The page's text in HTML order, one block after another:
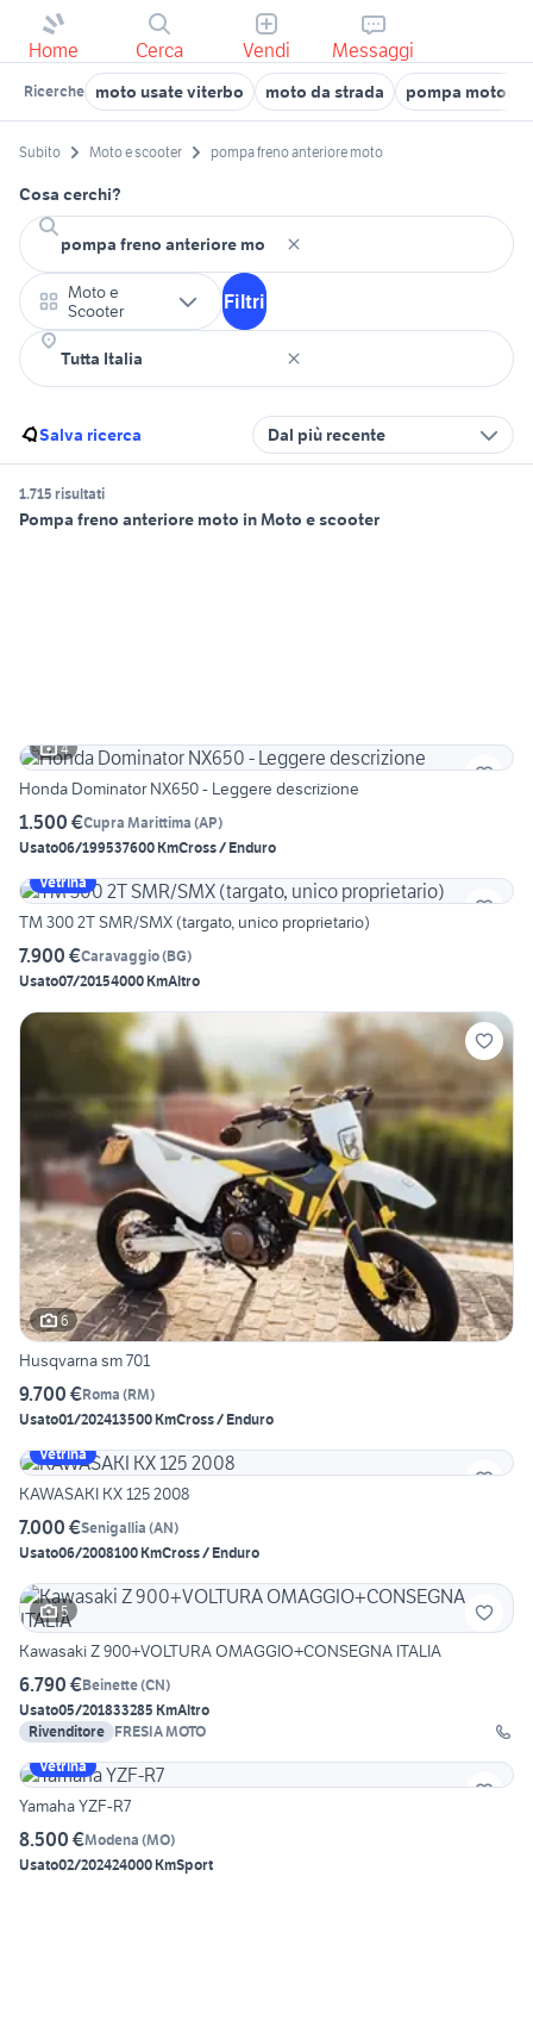
Home Cerca Vendi Messaggi
Ricerche moto usate viterbo moto da strada pompa motore
Subito Moto e scooter pompa freno anteriore moto
Cosa cerchi?
Moto e
Scooter
Filtri
Salva ricerca Dal più recente
1.715 risultati
Pompa freno anteriore moto in Moto e scooter
4
Honda Dominator NX650 - Leggere descrizione
1.500 €Cupra Marittima (AP)
Usato06/199537600 KmCross / Enduro
Vetrina
TM 300 2T SMR/SMX (targato, unico proprietario)
7.900 €Caravaggio(BG)
Usato07/20154000 KmAltro
6
Husqvarna sm 701
9.700 €Roma (RM)
Usato01/202413500 KmCross / Enduro
Vetrina
KAWASAKI KX 125 2008
7.000 €Senigallia (AN)
Usato06/2008100 KmCross / Enduro
5
Kawasaki Z 900+VOLTURA OMAGGIO+CONSEGNA ITALIA
6.790 €Beinette(CN)
Usato05/201833285 KmAltro
Rivenditore FRESIA MOTO
Vetrina
Yamaha YZF-R7
8.500 €Modena (MO)
Usato02/202424000 KmSport